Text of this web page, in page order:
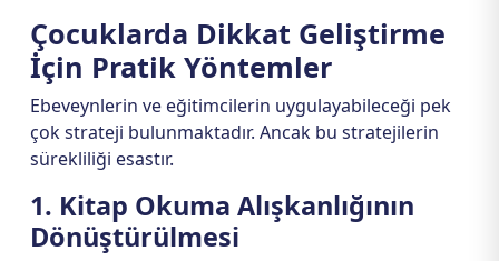
Çocuklarda Dikkat Geliştirme
İçin Pratik Yöntemler
Ebeveynlerin ve eğitimcilerin uygulayabileceği pek
çok strateji bulunmaktadır. Ancak bu stratejilerin
sürekliliği esastır.
1. Kitap Okuma Alışkanlığının
Dönüştürülmesi